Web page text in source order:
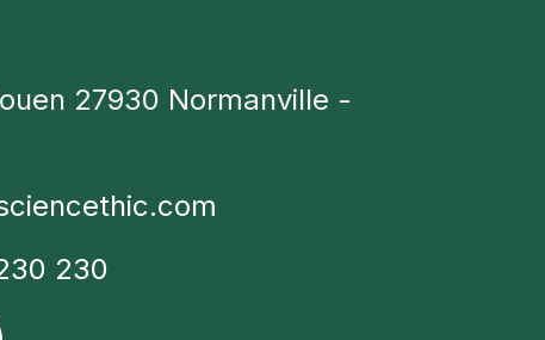
27930 Normanville -
230